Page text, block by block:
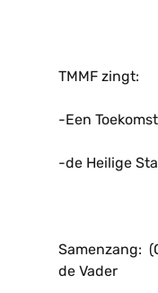
TMMF zingt:
-Een
-de Heilige
Samenzang:
de Vader